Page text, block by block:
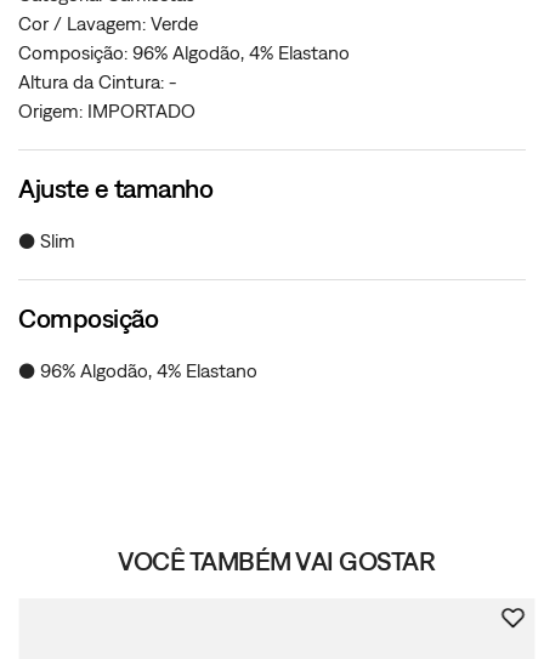
Cor / Lavagem: Verde
Composição: 96% Algodão, 4% Elastano
Altura da Cintura: -
Origem: IMPORTADO
Ajuste e tamanho
● Slim
Composição
● 96% Algodão, 4% Elastano
VOCÊ TAMBÉM VAI GOSTAR